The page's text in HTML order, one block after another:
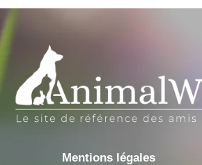
Mentions légales